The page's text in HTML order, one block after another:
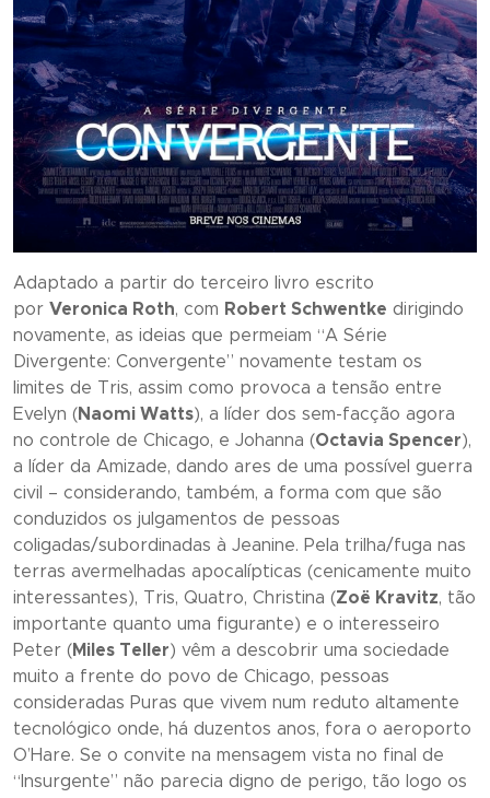
Adaptado a partir do terceiro livro escrito
por Veronica Roth, com Robert Schwentke dirigindo
novamente, as ideias que permeiam “A Série
Divergente: Convergente” novamente testam os
limites de Tris, assim como provoca a tensão entre
Evelyn (Naomi Watts), a líder dos sem-facção agora
no controle de Chicago, e Johanna (Octavia Spencer),
a líder da Amizade, dando ares de uma possível guerra
civil – considerando, também, a forma com que são
conduzidos os julgamentos de pessoas
coligadas/subordinadas à Jeanine. Pela trilha/fuga nas
terras avermelhadas apocalípticas (cenicamente muito
interessantes), Tris, Quatro, Christina (Zoë Kravitz, tão
importante quanto uma figurante) e o interesseiro
Peter (Miles Teller) vêm a descobrir uma sociedade
muito a frente do povo de Chicago, pessoas
consideradas Puras que vivem num reduto altamente
tecnológico onde, há duzentos anos, fora o aeroporto
O’Hare. Se o convite na mensagem vista no final de
“ Insurgente” não parecia digno de perigo, tão logo os